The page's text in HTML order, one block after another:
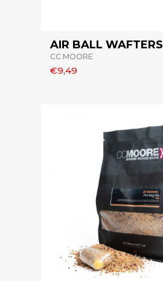
AIR BALL WAFTERS
CC MOORE
€9,49